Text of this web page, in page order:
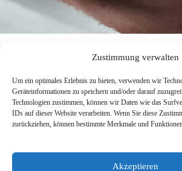
Zustimmung verwalten
Um ein optimales Erlebnis zu bieten, verwenden wir
Geräteinformationen zu speichern und/oder darauf
Technologien zustimmen, können wir Daten wie das
IDs auf dieser Website verarbeiten. Wenn Sie diese
zurückziehen, können bestimmte Merkmale und
Akzeptieren
Impressum
Kontakt
Terminvereinbarung
Datenschutz
Cookie-Richtlinie (EU)